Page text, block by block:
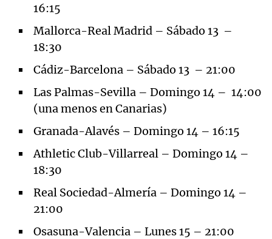
16:15
Mallorca-Real Madrid – Sábado 13 –
18:30
Cádiz-Barcelona – Sábado 13 – 21:00
Las Palmas-Sevilla – Domingo 14 – 14:00
(una menos en Canarias)
Granada-Alavés – Domingo 14 – 16:15
Athletic Club-Villarreal – Domingo 14 –
18:30
Real Sociedad-Almería – Domingo 14 –
21:00
Osasuna-Valencia – Lunes 15 – 21:00